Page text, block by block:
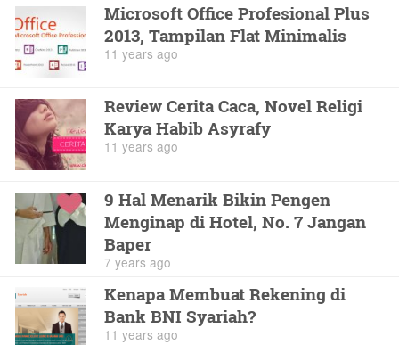
Microsoft Office Profesional Plus
2013, Tampilan Flat Minimalis
11 years ago
Review Cerita Caca, Novel Religi
Karya Habib Asyrafy
11 years ago
9 Hal Menarik Bikin Pengen
Menginap di Hotel, No. 7 Jangan
Baper
7 years ago
Kenapa Membuat Rekening di
Bank BNI Syariah?
11 years ago